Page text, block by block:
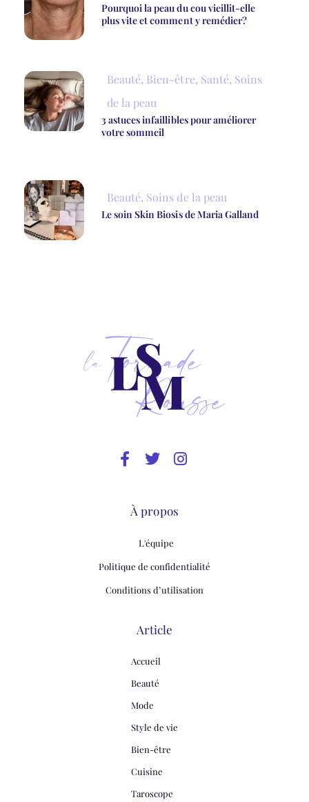
Pourquoi la peau du cou vieillit-elle
plus vite et comment y remédier?
Beauté, Bien-être, Santé, Soins
de la peau
3 astuces infaillibles pour améliorer
votre sommeil
Beauté, Soins de la peau
Le soin Skin Biosis de Maria Galland
À propos
L'équipe
Politique de confidentialité
Conditions d’utilisation
Article
Accueil
Beauté
Mode
Style de vie
Bien-être
Cuisine
Taroscope